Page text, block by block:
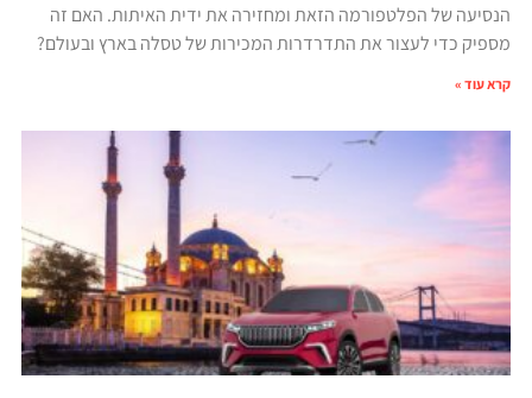
הנסיעה של הפלטפורמה הזאת ומחזירה את ידית האיתות. האם זה
מספיק כדי לעצור את התדרדרות המכירות של טסלה בארץ ובעולם?
קרא עוד »